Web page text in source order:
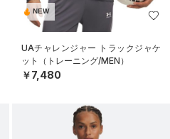
NEW
UAチャレンジャー トラックジャケ
ット（トレーニング/MEN）
￥7,480